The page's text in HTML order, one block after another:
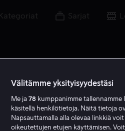
Kategoriat Sarjat
Välitämme yksityisyydestäsi
Me ja 78 kumppanimme
käsitellä henkilötietoja. Näitä tietoja
Napsauttamalla alla olevaa linkkiä
oikeutettujen etujen käyttämisen.